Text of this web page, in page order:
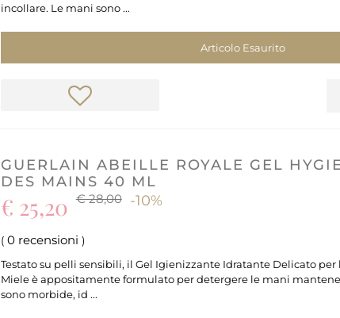
incollare. Le mani sono ...
Articolo Esaurito
GUERLAIN ABEILLE ROYALE GEL
DES MAINS 40 ML
€ 28,00 -10%
€ 25,20
( 0 recensioni )
Testato su pelli sensibili, il Gel Igienizzante Idratante Delicato
Miele è appositamente formulato per detergere le mani
sono morbide, id ...